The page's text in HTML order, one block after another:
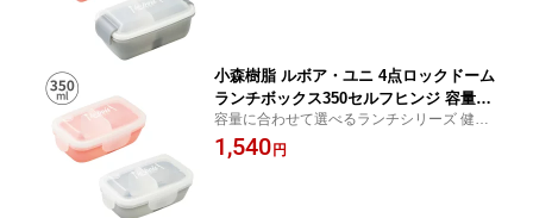
小森樹脂 ルボア・ユニ 4点ロックドーム
ランチボックス350セルフヒンジ 容量35
0ml 電子レンジ対応 食洗機対応 ランチ
ボックス 一段 1段 お弁当箱 お弁当 レデ
容量に合わせて選べるランチシリーズ 健康
志向の私は小盛さん
1,540 円